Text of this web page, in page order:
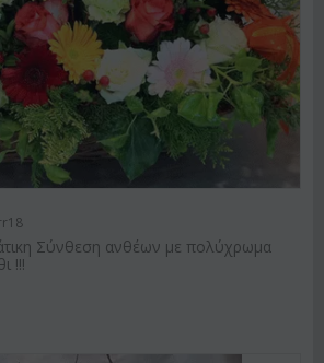
Σύνθεση ανθέων με πολύχρωμα
!!!